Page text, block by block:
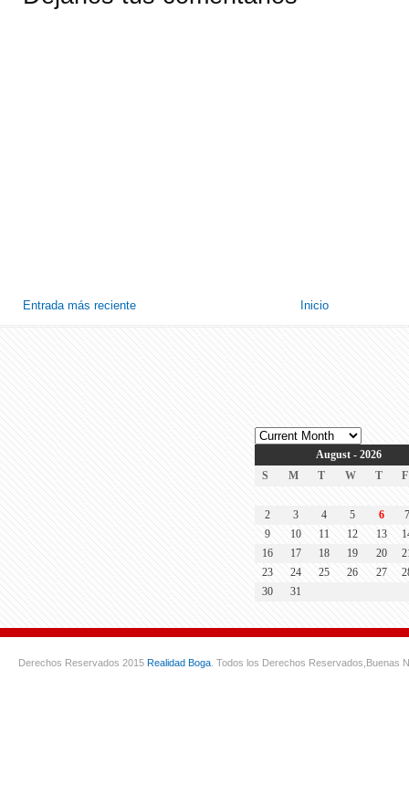
Entrada más reciente Inicio
August - 2026
S
M T W T F
2 3 4 5 6
9
10 11 12 13
16
17 18 19 20
23
24 25 26 27
30
31
Derechos Reservados 2015 Realidad Boga . Todos los Derechos Reservados, Buenas